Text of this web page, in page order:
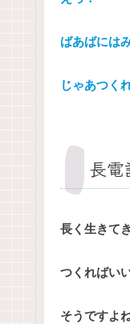
ばあばには
じゃあつく
長電
長く生きて
つくればい
そうですよ